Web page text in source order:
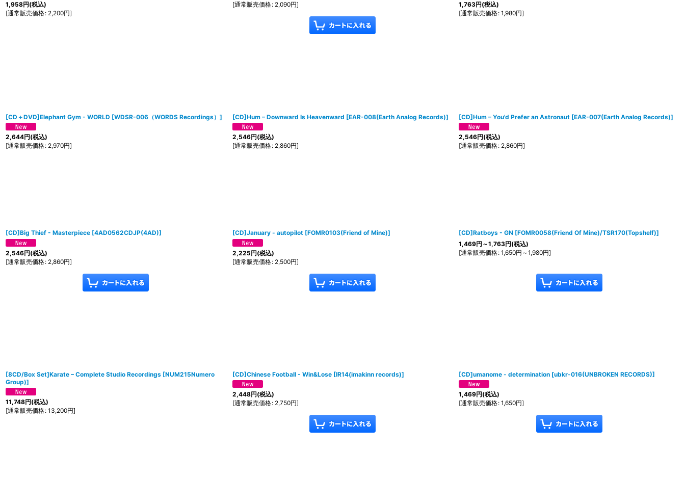
1,958円(税込)
[通常販売価格: 2,200円]
[通常販売価格: 2,090円] 1,763円(税込)
[通常販売価格: 1,980円]
[CD＋DVD]Elephant Gym - WORLD [WDSR-006（WORDS Recordings） ]
2,644円(税込)
[通常販売価格: 2,970円]
[CD]Hum ‎– Downward Is Heavenward [EAR-008(Earth Analog Records)]
2,546円(税込)
[通常販売価格: 2,860円]
[CD]Hum ‎– You'd Prefer an Astronaut [EAR-007(Earth Analog Records)]
2,546円(税込)
[通常販売価格: 2,860円]
[CD]Big Thief - Masterpiece [4AD0562CDJP(4AD)]
2,546円(税込)
[通常販売価格: 2,860円]
[CD]January - autopilot [FOMR0103(Friend of Mine)]
2,225円(税込)
[通常販売価格: 2,500円]
[CD]Ratboys - GN [FOMR0058(Friend Of Mine)/TSR170(Topshelf)]
1,469円 ～1,763円(税込)
[通常販売価格: 1,650円 ～1,980円]
[8CD/Box Set]Karate ‎– Complete Studio Recordings [NUM215Numero
Group)]
11,748円(税込)
[通常販売価格: 13,200円]
[CD]Chinese Football - Win&Lose [IR14(imakinn records)]
2,448円(税込)
[通常販売価格: 2,750円]
[CD]umanome - determination [ubkr-016(UNBROKEN RECORDS)]
1,469円(税込)
[通常販売価格: 1,650円]